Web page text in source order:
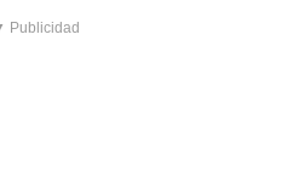
Publicidad